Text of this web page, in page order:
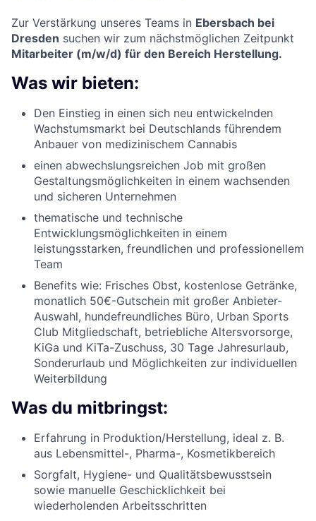
Zur Verstärkung unseres Teams in Ebersbach bei
Dresden suchen wir zum nächstmöglichen Zeitpunkt
Mitarbeiter (m/w/d) für den Bereich Herstellung.
Was wir bieten:
Den Einstieg in einen sich neu entwickelnden
Wachstumsmarkt bei Deutschlands führendem
Anbauer von medizinischem Cannabis
einen abwechslungsreichen Job mit großen
Gestaltungsmöglichkeiten in einem wachsenden
und sicheren Unternehmen
thematische und technische
Entwicklungsmöglichkeiten in einem
leistungsstarken, freundlichen und professionellem
Team
Benefits wie: Frisches Obst, kostenlose Getränke,
monatlich 50€-Gutschein mit großer Anbieter-
Auswahl, hundefreundliches Büro, Urban Sports
Club Mitgliedschaft, betriebliche Altersvorsorge,
KiGa und KiTa-Zuschuss, 30 Tage Jahresurlaub,
Sonderurlaub und Möglichkeiten zur individuellen
Weiterbildung
Was du mitbringst:
Erfahrung in Produktion/Herstellung, ideal z. B.
aus Lebensmittel-, Pharma-, Kosmetikbereich
Sorgfalt, Hygiene- und Qualitätsbewusstsein
sowie manuelle Geschicklichkeit bei
wiederholenden Arbeitsschritten